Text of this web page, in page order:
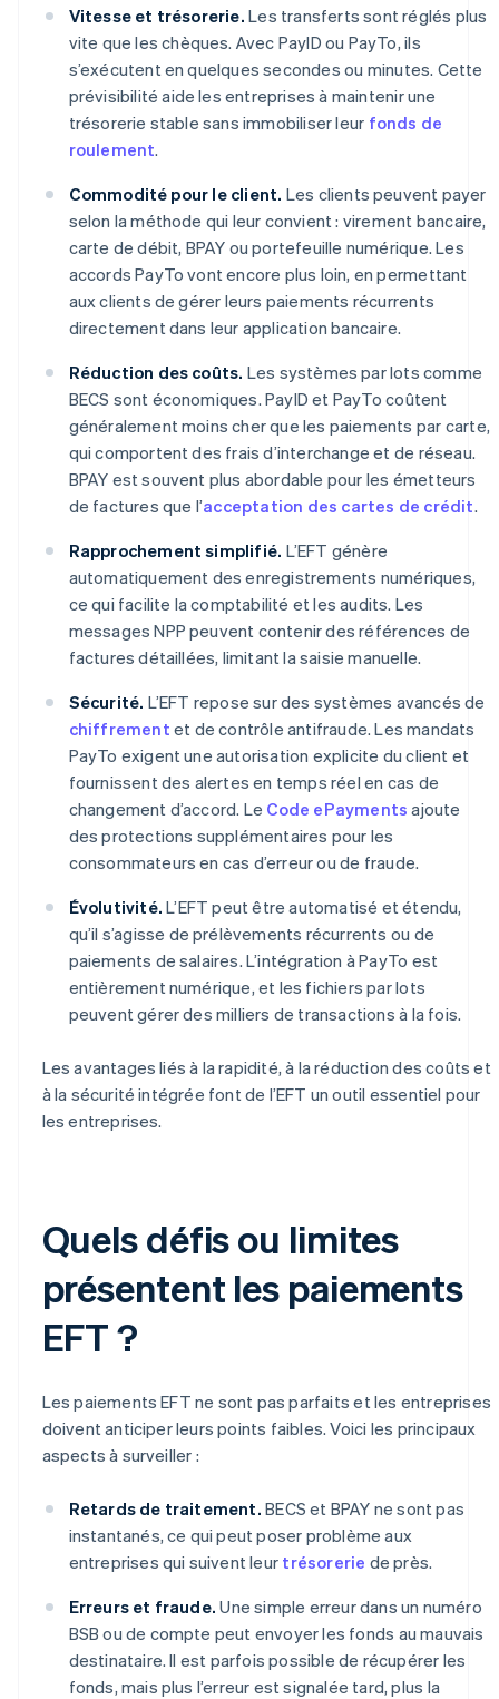
Vitesse et trésorerie. Les transferts sont réglés plus
vite que les chèques. Avec PayID ou PayTo, ils
s’exécutent en quelques secondes ou minutes. Cette
prévisibilité aide les entreprises à maintenir une
trésorerie stable sans immobiliser leur fonds de
roulement.
Commodité pour le client. Les clients peuvent payer
selon la méthode qui leur convient : virement bancaire,
carte de débit, BPAY ou portefeuille numérique. Les
accords PayTo vont encore plus loin, en permettant
aux clients de gérer leurs paiements récurrents
directement dans leur application bancaire.
Réduction des coûts. Les systèmes par lots comme
BECS sont économiques. PayID et PayTo coûtent
généralement moins cher que les paiements par carte,
qui comportent des frais d’interchange et de réseau.
BPAY est souvent plus abordable pour les émetteurs
de factures que l’acceptation des cartes de crédit.
Rapprochement simplifié. L’EFT génère
automatiquement des enregistrements numériques,
ce qui facilite la comptabilité et les audits. Les
messages NPP peuvent contenir des références de
factures détaillées, limitant la saisie manuelle.
Sécurité. L’EFT repose sur des systèmes avancés de
chiffrement et de contrôle antifraude. Les mandats
PayTo exigent une autorisation explicite du client et
fournissent des alertes en temps réel en cas de
changement d’accord. Le Code ePayments ajoute
des protections supplémentaires pour les
consommateurs en cas d’erreur ou de fraude.
Évolutivité. L’EFT peut être automatisé et étendu,
qu’il s’agisse de prélèvements récurrents ou de
paiements de salaires. L’intégration à PayTo est
entièrement numérique, et les fichiers par lots
peuvent gérer des milliers de transactions à la fois.
Les avantages liés à la rapidité, à la réduction des coûts et
à la sécurité intégrée font de l’EFT un outil essentiel pour
les entreprises.
Quels défis ou limites
présentent les paiements
EFT ?
Les paiements EFT ne sont pas parfaits et les entreprises
doivent anticiper leurs points faibles. Voici les principaux
aspects à surveiller :
Retards de traitement. BECS et BPAY ne sont pas
instantanés, ce qui peut poser problème aux
entreprises qui suivent leur trésorerie de près.
Erreurs et fraude. Une simple erreur dans un numéro
BSB ou de compte peut envoyer les fonds au mauvais
destinataire. Il est parfois possible de récupérer les
fonds, mais plus l’erreur est signalée tard, plus la